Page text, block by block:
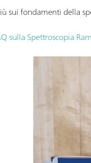
sui fondamenti della
sulla Spettroscopia